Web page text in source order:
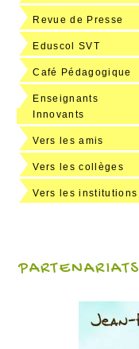
Revue de Presse
Eduscol SVT
Café Pédagogique
Enseignants
Innovants
Vers les amis
Vers les collèges
Vers les institutions
PARTENARIATS